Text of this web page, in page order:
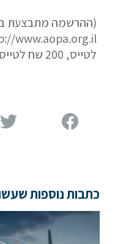
(ההרשמה מתבצעת
לטייס, 200 שח לטייס מתלמד)
כתבות נוספות